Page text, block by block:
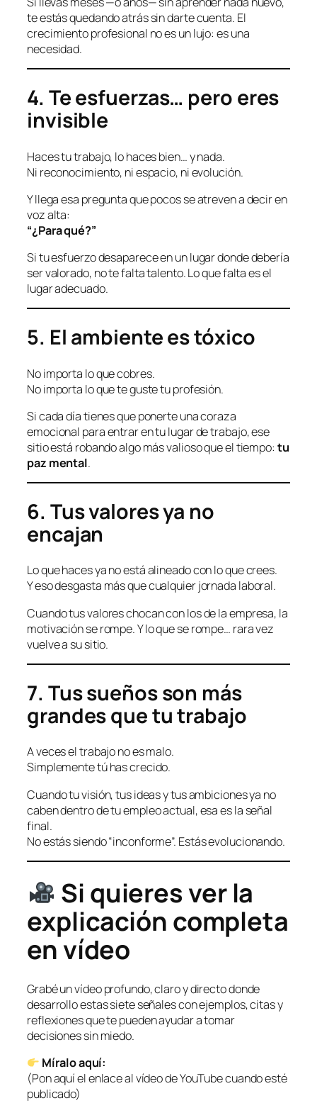
te estás quedando atrás sin darte cuenta. El
crecimiento profesional no es un lujo: es una
necesidad.
4. Te esfuerzas… pero eres
invisible
Haces tu trabajo, lo haces bien… y nada.
Ni reconocimiento, ni espacio, ni evolución.
Y llega esa pregunta que pocos se atreven a decir en
voz alta:
“¿Para qué?”
Si tu esfuerzo desaparece en un lugar donde debería
ser valorado, no te falta talento. Lo que falta es el
lugar adecuado.
5. El ambiente es tóxico
No importa lo que cobres.
No importa lo que te guste tu profesión.
Si cada día tienes que ponerte una coraza
emocional para entrar en tu lugar de trabajo, ese
sitio está robando algo más valioso que el tiempo: tu
paz mental.
6. Tus valores ya no
encajan
Lo que haces ya no está alineado con lo que crees.
Y eso desgasta más que cualquier jornada laboral.
Cuando tus valores chocan con los de la empresa, la
motivación se rompe. Y lo que se rompe… rara vez
vuelve a su sitio.
7. Tus sueños son más
grandes que tu trabajo
A veces el trabajo no es malo.
Simplemente tú has crecido.
Cuando tu visión, tus ideas y tus ambiciones ya no
caben dentro de tu empleo actual, esa es la señal
final.
No estás siendo “inconforme”. Estás evolucionando.
Si quieres ver la
explicación completa
en vídeo
Grabé un vídeo profundo, claro y directo donde
desarrollo estas siete señales con ejemplos, citas y
reflexiones que te pueden ayudar a tomar
decisiones sin miedo.
Míralo aquí:
(Pon aquí el enlace al vídeo de YouTube cuando esté
publicado)